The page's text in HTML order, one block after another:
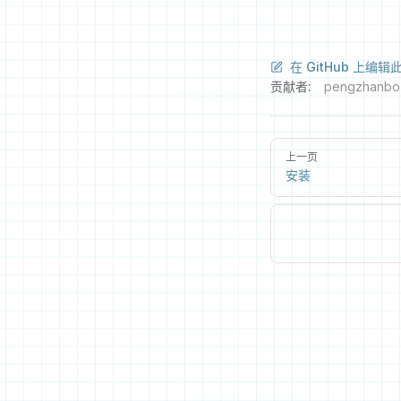
在 GitHub 上编辑
贡献者:
pengzhanbo
上一页
安装